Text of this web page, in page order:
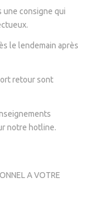
une consigne qui
le lendemain après
retour sont
notre hotline.
A VOTRE